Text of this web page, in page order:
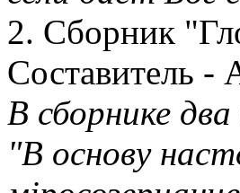
2. Сборник
Составитель -
В сборнике
"В основу